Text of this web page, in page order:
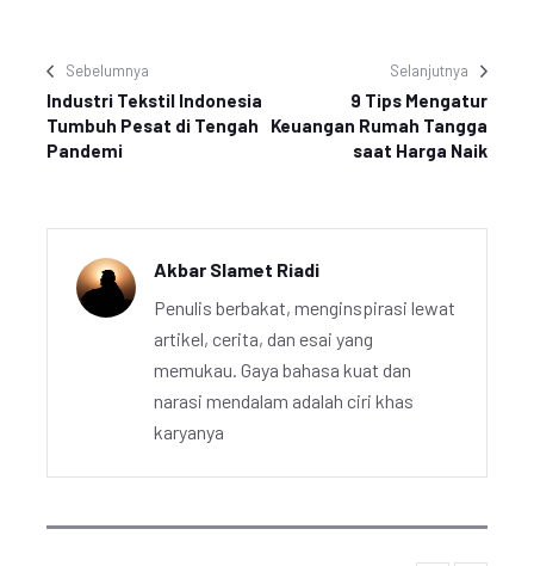
Sebelumnya
Industri Tekstil Indonesia
Tumbuh Pesat di Tengah
Pandemi
Selanjutnya
9 Tips Mengatur
Keuangan Rumah Tangga
saat Harga Naik
Akbar Slamet Riadi
Penulis berbakat, menginspirasi lewat
artikel, cerita, dan esai yang
memukau. Gaya bahasa kuat dan
narasi mendalam adalah ciri khas
karyanya